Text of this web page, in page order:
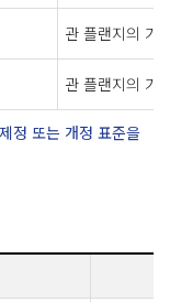
관 플랜지의 가
관 플랜지의 가
정 또는 개정 표준을